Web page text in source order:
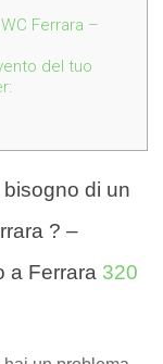
Ferrara –
del tuo
di un
? –
a Ferrara 320